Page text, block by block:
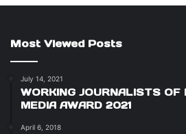
Most Viewed Posts
July 14, 2021
WORKING JOURNALISTS OF
MEDIA AWARD 2021
April 6, 2018